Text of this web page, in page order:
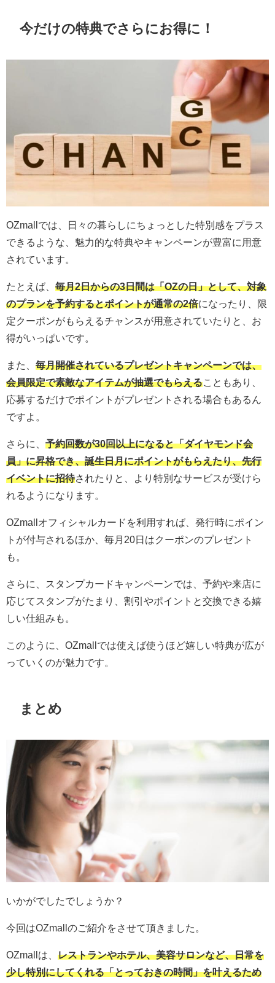
今だけの特典でさらにお得に！
OZmallでは、日々の暮らしにちょっとした特別感をプラス
できるような、魅力的な特典やキャンペーンが豊富に用意
されています。
たとえば、 毎月2日からの3日間は「OZの日」として、対象
のプランを予約するとポイントが通常の2倍になったり、限
定クーポンがもらえるチャンスが用意されていたりと、お
得がいっぱいです。
また、 毎月開催されているプレゼントキャンペーンでは、
会員限定で素敵なアイテムが抽選でもらえる こともあり、
応募するだけでポイントがプレゼントされる場合もあるん
ですよ。
さらに、 予約回数が30回以上になると「ダイヤモンド会
員」に昇格でき、誕生日月にポイントがもらえたり、先行
イベントに招待されたりと、より特別なサービスが受けら
れるようになります。
OZmallオフィシャルカードを利用すれば、発行時にポイン
トが付与されるほか、毎月20日はクーポンのプレゼント
も。
さらに、スタンプカードキャンペーンでは、予約や来店に
応じてスタンプがたまり、割引やポイントと交換できる嬉
しい仕組みも。
このように、OZmallでは使えば使うほど嬉しい特典が広が
っていくのが魅力です。
まとめ
いかがでしたでしょうか？
今回はOZmallのご紹介をさせて頂きました。
OZmallは、 レストランやホテル、美容サロンなど、日常を
少し特別にしてくれる「とっておきの時間」を叶えるため